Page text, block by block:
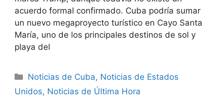
acuerdo formal confirmado. Cuba podría sumar
un nuevo megaproyecto turístico en Cayo Santa
María, uno de los principales destinos de sol y
playa del
Categories
Noticias de Cuba, Noticias de Estados
Unidos, Noticias de Última Hora